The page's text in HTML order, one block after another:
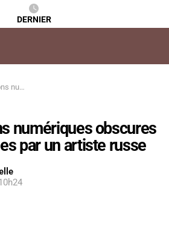
DERNIER
par un artiste russe
numériques obscures
par un artiste russe